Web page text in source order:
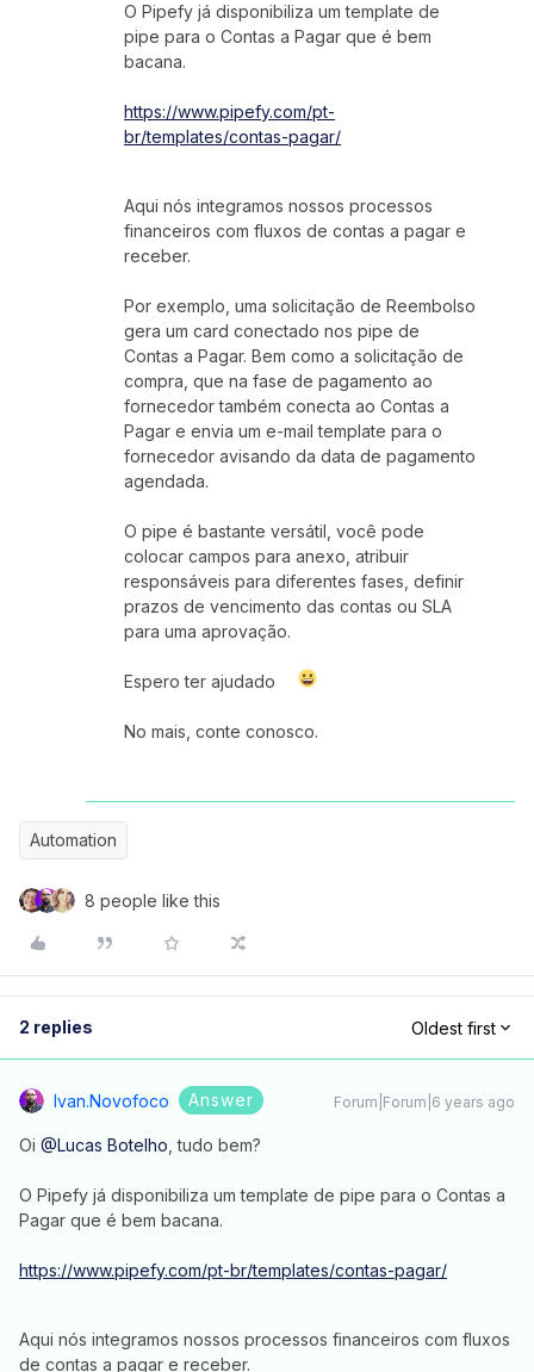
O Pipefy já disponibiliza um template de
pipe para o Contas a Pagar que é bem
bacana.
https://www.pipefy.com/pt-
br/templates/contas-pagar/
Aqui nós integramos nossos processos
financeiros com fluxos de contas a pagar e
receber.
Por exemplo, uma solicitação de Reembolso
gera um card conectado nos pipe de
Contas a Pagar. Bem como a solicitação de
compra, que na fase de pagamento ao
fornecedor também conecta ao Contas a
Pagar e envia um e-mail template para o
fornecedor avisando da data de pagamento
agendada.
O pipe é bastante versátil, você pode
colocar campos para anexo, atribuir
responsáveis para diferentes fases, definir
prazos de vencimento das contas ou SLA
para uma aprovação.
Espero ter ajudado
No mais, conte conosco.
Automation
8 people like this
2 replies Oldest first
Ivan.novofoco Answer Forum|Forum|6 years ago
Oi @Lucas Botelho , tudo bem?
O Pipefy já disponibiliza um template de pipe para o Contas a
Pagar que é bem bacana.
https://www.pipefy.com/pt-br/templates/contas-pagar/
Aqui nós integramos nossos processos financeiros com fluxos
de contas a pagar e receber.